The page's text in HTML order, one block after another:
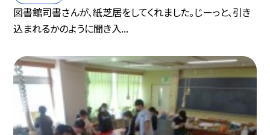
図書館司書さんが、紙芝居をしてくれました。じーっと、引き
込まれるかのように聞き入...